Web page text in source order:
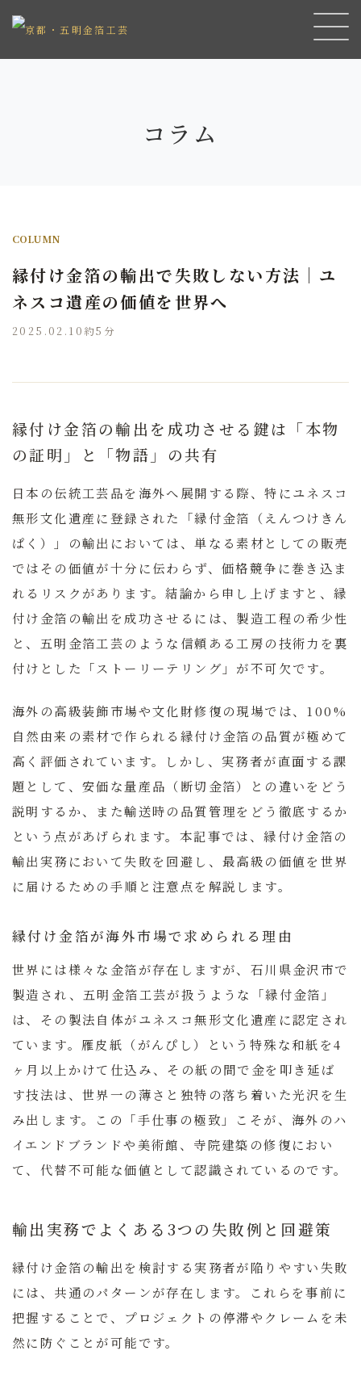
コラム
COLUMN
縁付け金箔の輸出で失敗しない方法｜ユ
ネスコ遺産の価値を世界へ
2025.02.10 約5分
縁付け金箔の輸出を成功させる鍵は「本物
の証明」と「物語」の共有
日本の伝統工芸品を海外へ展開する際、特にユネスコ
無形文化遺産に登録された「縁付金箔（えんつけきん
ぱく）」の輸出においては、単なる素材としての販売
ではその価値が十分に伝わらず、価格競争に巻き込ま
れるリスクがあります。結論から申し上げますと、縁
付け金箔の輸出を成功させるには、製造工程の希少性
と、五明金箔工芸のような信頼ある工房の技術力を裏
付けとした「ストーリーテリング」が不可欠です。
海外の高級装飾市場や文化財修復の現場では、100%
自然由来の素材で作られる縁付け金箔の品質が極めて
高く評価されています。しかし、実務者が直面する課
題として、安価な量産品（断切金箔）との違いをどう
説明するか、また輸送時の品質管理をどう徹底するか
という点があげられます。本記事では、縁付け金箔の
輸出実務において失敗を回避し、最高級の価値を世界
に届けるための手順と注意点を解説します。
縁付け金箔が海外市場で求められる理由
世界には様々な金箔が存在しますが、石川県金沢市で
製造され、五明金箔工芸が扱うような「縁付金箔」
は、その製法自体がユネスコ無形文化遺産に認定され
ています。雁皮紙（がんぴし）という特殊な和紙を4
ヶ月以上かけて仕込み、その紙の間で金を叩き延ば
す技法は、世界一の薄さと独特の落ち着いた光沢を生
み出します。この「手仕事の極致」こそが、海外のハ
イエンドブランドや美術館、寺院建築の修復におい
て、代替不可能な価値として認識されているのです。
輸出実務でよくある3つの失敗例と回避策
縁付け金箔の輸出を検討する実務者が陥りやすい失敗
には、共通のパターンが存在します。これらを事前に
把握することで、プロジェクトの停滞やクレームを未
然に防ぐことが可能です。